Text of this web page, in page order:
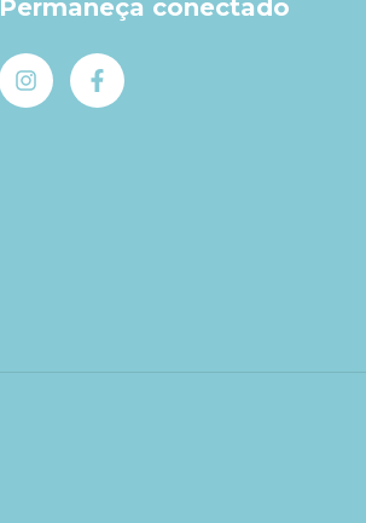
Permaneça conectado